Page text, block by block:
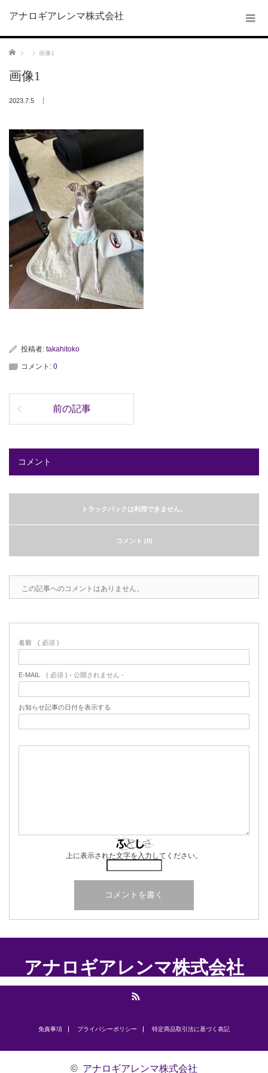
アナロギアレンマ株式会社
ホーム 画像1
画像1
2023.7.5
投稿者: takahitoko
コメント: 0
前の記事
コメント
トラックバックは利用できません。
コメント (0)
この記事へのコメントはありません。
名前 ( 必須 )
E-MAIL ( 必須 ) - 公開されません -
お知らせ記事の日付を表示する
上に表示された文字を入力してください。
アナロギアレンマ株式会社
免責事項 プライバシーポリシー ​特定商品取引法に基づく表記
© アナロギアレンマ株式会社